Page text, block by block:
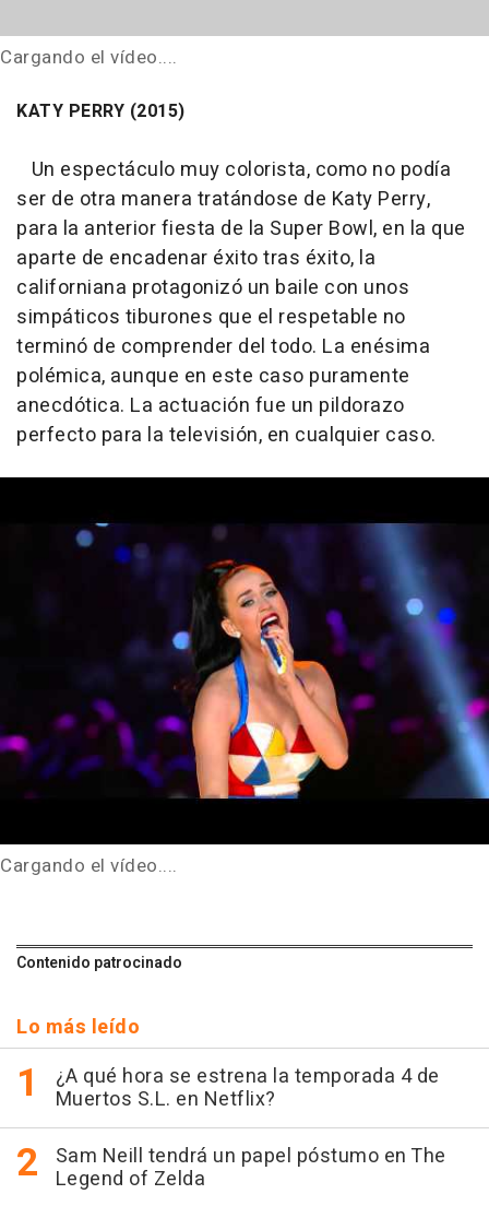
Cargando el vídeo....
KATY PERRY (2015)
Un espectáculo muy colorista, como no podía
ser de otra manera tratándose de Katy Perry,
para la anterior fiesta de la Super Bowl, en la que
aparte de encadenar éxito tras éxito, la
californiana protagonizó un baile con unos
simpáticos tiburones que el respetable no
terminó de comprender del todo. La enésima
polémica, aunque en este caso puramente
anecdótica. La actuación fue un pildorazo
perfecto para la televisión, en cualquier caso.
Cargando el vídeo....
Contenido patrocinado
Lo más leído
¿A qué hora se estrena la temporada 4 de
Muertos S.L. en Netflix?
Sam Neill tendrá un papel póstumo en The
Legend of Zelda